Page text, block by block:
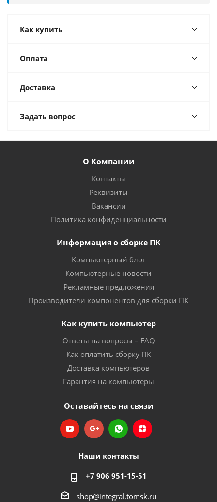
Как купить
Оплата
Доставка
Задать вопрос
О Компании
Контакты
Реквизиты
Вакансии
Политика конфиденциальности
Информация о сборке ПК
Компьютерный блог
Компьютерные новости
Рекламные предложения
Производители компонентов для сборки ПК
Как купить компьютер
Ответы на вопросы – FAQ
Как оплатить сборку ПК
Доставка компьютеров
Гарантия на компьютеры
Оставайтесь на связи
Наши контакты
+7 906 951-15-51
shop@integral.tomsk.ru